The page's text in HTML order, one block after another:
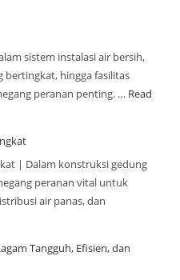
sistem instalasi air bersih,
hingga fasilitas
peranan penting. … Read
| Dalam konstruksi gedung
peranan vital untuk
air panas, dan
Tangguh, Efisien, dan